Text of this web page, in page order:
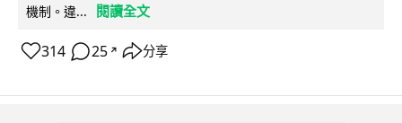
機制。違...
閱讀全文
314 25 ↗ 分享